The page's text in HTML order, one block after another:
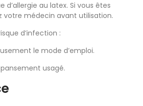
d’allergie au latex. Si vous êtes
votre médecin avant utilisation.
d’infection :
le mode d’emploi.
usagé.